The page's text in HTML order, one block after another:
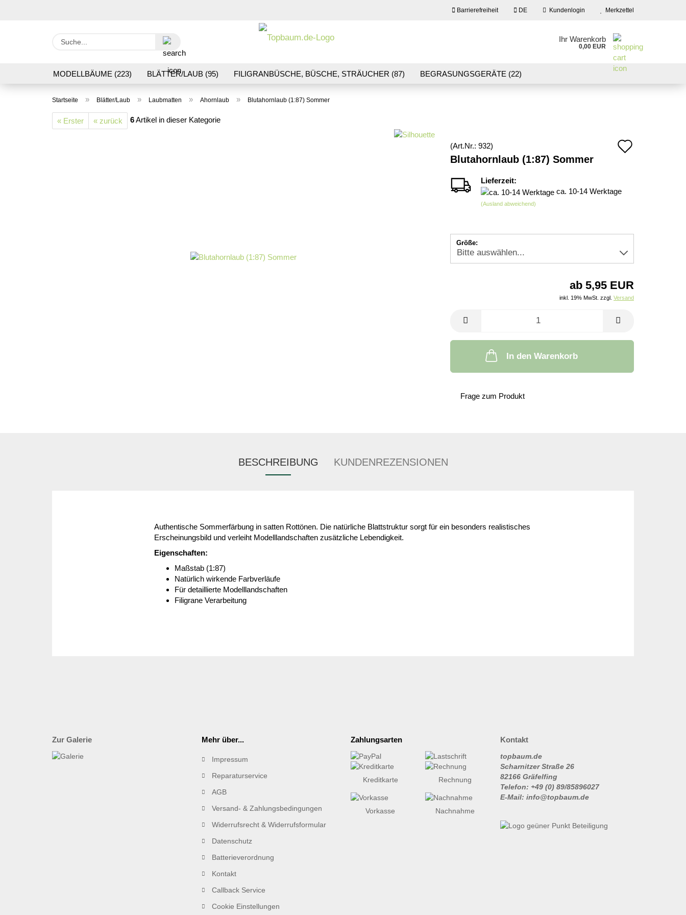
Barrierefreiheit DE Kundenlogin
Konto erstellen
Merkzettel
Ihr Warenkorb
0,00 EUR
MODELLBÄUME (223) BLÄTTER/LAUB (95) FILIGRANBÜSCHE, BÜSCHE, STRÄUCHER (87) BEGRASUNGSGERÄTE (22)
VERARBEITUNG/WERKZEUGE (16)
Startseite » Blätter/Laub » Laubmatten » Ahornlaub » Blutahornlaub (1:87) Sommer
« Erster « zurück 6Artikel in dieser Kategorie
(Art.Nr.: 932)
Blutahornlaub (1:87) Sommer
Lieferzeit:
ca. 10-14 Werktage
(Ausland abweichend)
Größe:
ab 5,95 EUR
inkl. 19% MwSt. zzgl. Versand
In den Warenkorb
Frage zum Produkt
BESCHREIBUNG KUNDENREZENSIONEN
Authentische Sommerfärbung in satten Rottönen. Die natürliche Blattstruktur sorgt für ein besonders realistisches
Erscheinungsbild und verleiht Modelllandschaften zusätzliche Lebendigkeit.
Eigenschaften:
Maßstab (1:87)
Natürlich wirkende Farbverläufe
Für detaillierte Modelllandschaften
Filigrane Verarbeitung
Zur Galerie Mehr über...
Impressum
Reparaturservice
AGB
Versand- & Zahlungsbedingungen
Widerrufsrecht & Widerrufsformular
Datenschutz
Batterieverordnung
Kontakt
Callback Service
Cookie Einstellungen
Zahlungsarten
Kreditkarte Rechnung
Vorkasse Nachnahme
Kontakt
topbaum.de
Scharnitzer Straße 26
82166 Gräfelfing
Telefon: +49 (0) 89/85896027
E-Mail: info@topbaum.de